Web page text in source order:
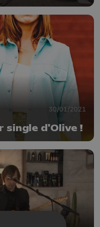
30/01/2021
single d'Olive !